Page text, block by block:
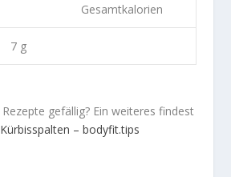
Gesamtkalorien
7 g
gefällig? Ein weiteres findest
– bodyfit.tips